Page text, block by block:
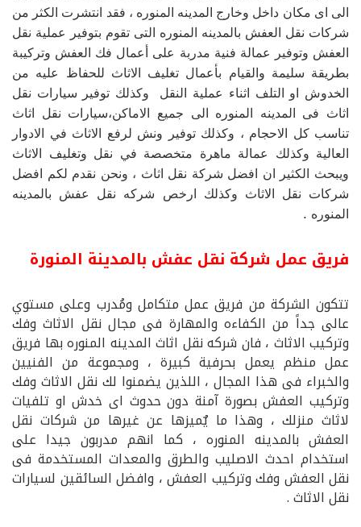
الى اى مكان داخل وخارج المدينه المنوره ، فقد انتشرت الكثر من
شركات نقل العفش بالمدينه المنوره التى تقوم بتوفير عملية نقل
العفش وتوفير عمالة فنية مدربة على أعمال فك العفش وتركيبة
بطريقة سليمة والقيام بأعمال تغليف الاثاث للحفاظ عليه من
الخدوش او التلف اثناء عملية النقل وكذلك توفير سيارات نقل
اثاث فى المدينه المنوره الى جميع الاماكن،سيارات نقل اثاث
تناسب كل الاحجام ، وكذلك توفير ونش لرفع الاثاث في الادوار
العالية وكذلك عمالة ماهرة متخصصة في نقل وتغليف الاثاث
ويبحث الكثير ان افضل شركة نقل اثاث ، ونحن نقدم لكم افضل
شركات نقل الاثاث وكذلك ارخص شركه نقل عفش بالمدينه
المنوره .
فريق عمل شركة نقل عفش بالمدينة المنورة
تتكون الشركة من فريق عمل متكامل ومُدرب وعلى مستوي
عالى جداً من الكفاءه والمهارة فى مجال نقل الاثاث وفك
وتركيب الاثاث ، فان شركه نقل اثاث المدينه المنوره بها فريق
عمل منظم يعمل بحرفية كبيرة ، ومجموعة من الفنيين
والخبراء فى هذا المجال ، اللذين يضمنوا لك نقل الاثاث وفك
وتركيب العفش بصورة آمنة دون حدوث اى خدش او تلفيات
لاثاث منزلك ، وهذا ما يٌميزها عن غيرها من شركات نقل
العفش بالمدينه المنوره ، كما انهم مدربون جيدا على
استخدام احدث الاصليب والطرق والمعدات المستخدمة فى
نقل العفش وفك وتركيب العفش ، وافضل السائقين لسيارات
نقل الاثاث .